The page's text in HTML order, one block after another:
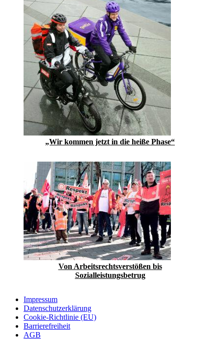
„Wir kommen jetzt in die heiße Phase“
Von Arbeitsrechtsverstößen bis
Sozialleistungsbetrug
Impressum
Datenschutzerklärung
Cookie-Richtlinie (EU)
Barrierefreiheit
AGB